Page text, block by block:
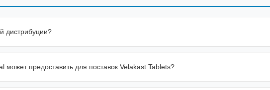
дистрибуции?
предоставить для поставок Velakast Tablets?